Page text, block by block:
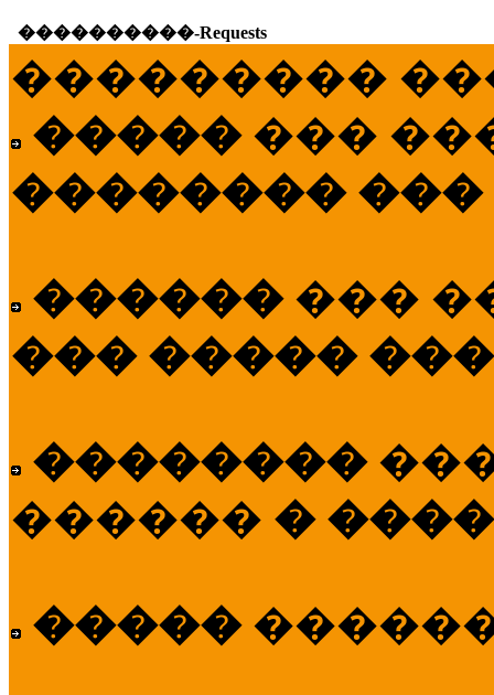
����������-Requests
���������
����� ���
�������� ���
������ ���
��� �����
��������
������ �
�����